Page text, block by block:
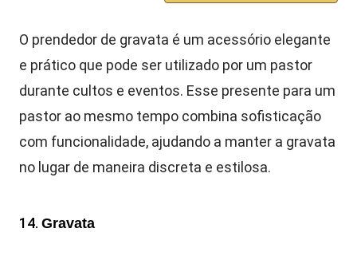
O prendedor de gravata é um acessório elegante
e prático que pode ser utilizado por um pastor
durante cultos e eventos. Esse presente para um
pastor ao mesmo tempo combina sofisticação
com funcionalidade, ajudando a manter a gravata
no lugar de maneira discreta e estilosa.
14. Gravata